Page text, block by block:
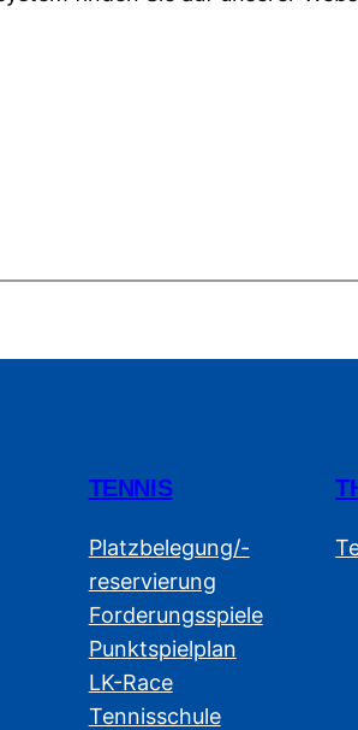
TENNIS
Platzbelegung/-
reservierung
Forderungsspiele
Punktspielplan
LK-Race
Tennisschule